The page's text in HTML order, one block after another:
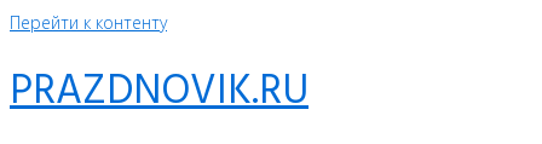
Перейти к контенту
PRAZDNOVIK.RU